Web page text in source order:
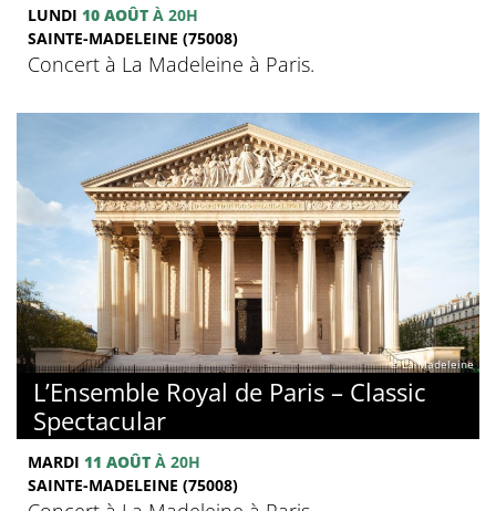
LUNDI 10 AOÛT À 20H
SAINTE-MADELEINE (75008)
Concert à La Madeleine à Paris.
© La Madeleine
L’Ensemble Royal de Paris – Classic
Spectacular
MARDI 11 AOÛT À 20H
SAINTE-MADELEINE (75008)